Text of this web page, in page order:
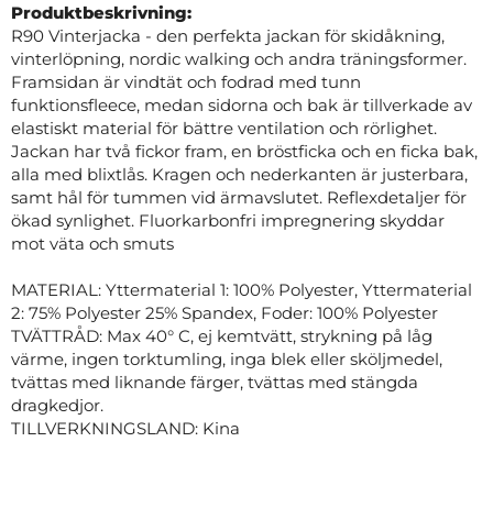
Produktbeskrivning:
R90 Vinterjacka - den perfekta jackan för skidåkning,
vinterlöpning, nordic walking och andra träningsformer.
Framsidan är vindtät och fodrad med tunn
funktionsfleece, medan sidorna och bak är tillverkade av
elastiskt material för bättre ventilation och rörlighet.
Jackan har två fickor fram, en bröstficka och en ficka bak,
alla med blixtlås. Kragen och nederkanten är justerbara,
samt hål för tummen vid ärmavslutet. Reflexdetaljer för
ökad synlighet. Fluorkarbonfri impregnering skyddar
mot väta och smuts
MATERIAL: Yttermaterial 1: 100% Polyester, Yttermaterial
2: 75% Polyester 25% Spandex, Foder: 100% Polyester
TVÄTTRÅD: Max 40° C, ej kemtvätt, strykning på låg
värme, ingen torktumling, inga blek eller sköljmedel,
tvättas med liknande färger, tvättas med stängda
dragkedjor.
TILLVERKNINGSLAND: Kina